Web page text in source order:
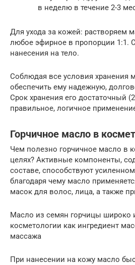
в неделю в течение 2-3
Для ухода за кожей: растворяем
любое эфирное в пропорции 1:1.
нанесения на тело.
Соблюдая все условия хранения
обеспечить ему надежную,
Срок хранения его достаточный
правильное, логичное
Горчичное масло в
Чем полезно горчичное масло в
целях? Активные компоненты,
составе, способствуют
благодаря чему масло
масок для волос, лица, а также
Масло из семян горчицы широко
косметологии как ингредиент
массажа
При нанесении на кожу масло